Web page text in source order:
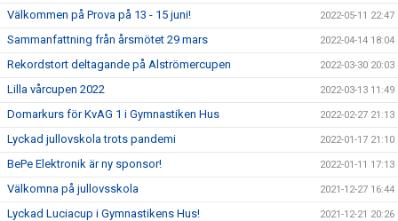
Välkommen på Prova på 13 - 15 juni! 2022-05-11 22:47
Sammanfattning från årsmötet 29 mars 2022-04-14 18:04
Rekordstort deltagande på Alströmercupen 2022-03-30 20:03
Lilla vårcupen 2022 2022-03-13 11:49
Domarkurs för KvAG 1 i Gymnastiken Hus 2022-02-27 21:13
Lyckad jullovskola trots pandemi 2022-01-17 21:10
BePe Elektronik är ny sponsor! 2022-01-11 17:13
Välkomna på jullovsskola 2021-12-27 16:44
Lyckad Luciacup i Gymnastikens Hus! 2021-12-21 20:26